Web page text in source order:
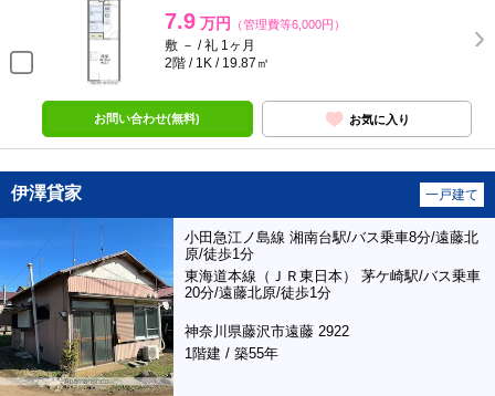
7.9 万円 （管理費等6,000円）
敷 － / 礼 1ヶ月
2階 / 1K / 19.87㎡
お問い合わせ(無料) お気に入り
伊澤貸家 一戸建て
小田急江ノ島線 湘南台駅/バス乗車8分/遠藤北
原/徒歩1分
東海道本線（ＪＲ東日本） 茅ケ崎駅/バス乗車
20分/遠藤北原/徒歩1分
神奈川県藤沢市遠藤 2922
1階建 / 築55年